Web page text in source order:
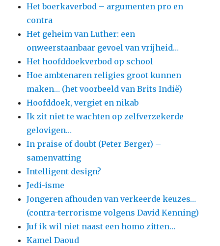
Het boerkaverbod – argumenten pro en
contra
Het geheim van Luther: een
onweerstaanbaar gevoel van vrijheid…
Het hoofddoekverbod op school
Hoe ambtenaren religies groot kunnen
maken… (het voorbeeld van Brits Indië)
Hoofddoek, vergiet en nikab
Ik zit niet te wachten op zelfverzekerde
gelovigen…
In praise of doubt (Peter Berger) –
samenvatting
Intelligent design?
Jedi-isme
Jongeren afhouden van verkeerde keuzes…
(contra-terrorisme volgens David Kenning)
Juf ik wil niet naast een homo zitten…
Kamel Daoud